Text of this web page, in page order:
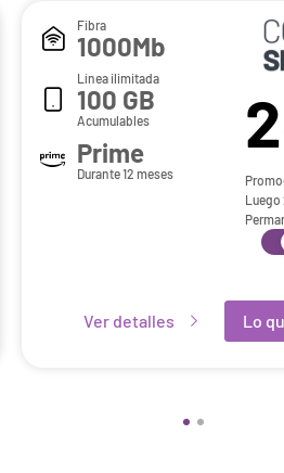
Fibra
1000Mb
Línea ilimitada
100 GB
Acumulables
Prime
Durante 12 meses
Luego
Ver detalles Lo